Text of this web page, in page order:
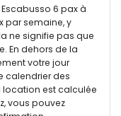
et toilette
2 m de profondeur
arbres, et mobilier
Escabusso 6 pax à
par semaine, y
ne signifie pas que
En dehors de la
votre jour
calendrier des
location est calculée
vous pouvez